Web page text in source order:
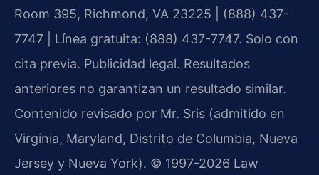
Room 395, Richmond, VA 23225 | (888) 437-
7747 | Línea gratuita: (888) 437-7747. Solo con
cita previa. Publicidad legal. Resultados
anteriores no garantizan un resultado similar.
Contenido revisado por Mr. Sris (admitido en
Virginia, Maryland, Distrito de Columbia, Nueva
Jersey y Nueva York). © 1997-2026 Law